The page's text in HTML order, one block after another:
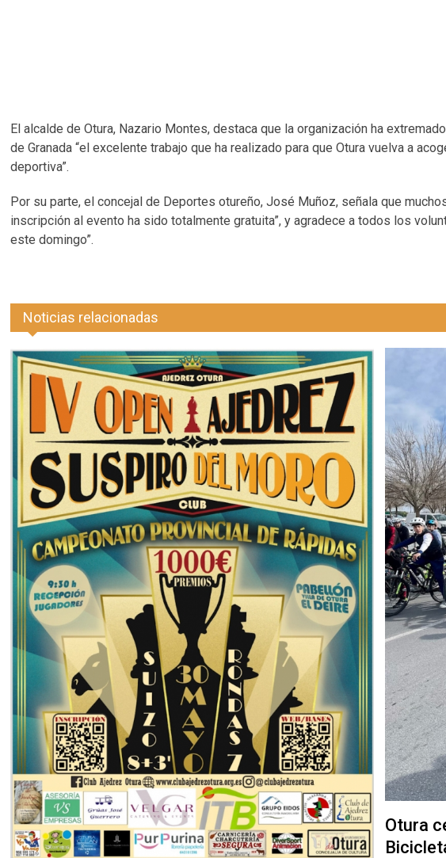
El alcalde de Otura, Nazario Montes, destaca que la organización ha
de Granada “el excelente trabajo que ha realizado para que Otura vuelva a
deportiva”.
Por su parte, el concejal de Deportes otureño, José Muñoz, señala que
inscripción al evento ha sido totalmente gratuita”, y agradece a todos los
este domingo”.
Noticias relacionadas
Otura